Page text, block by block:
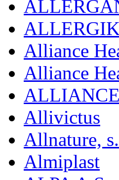
Alliance
Alliance
Allivictus
Allnature,
Almiplast